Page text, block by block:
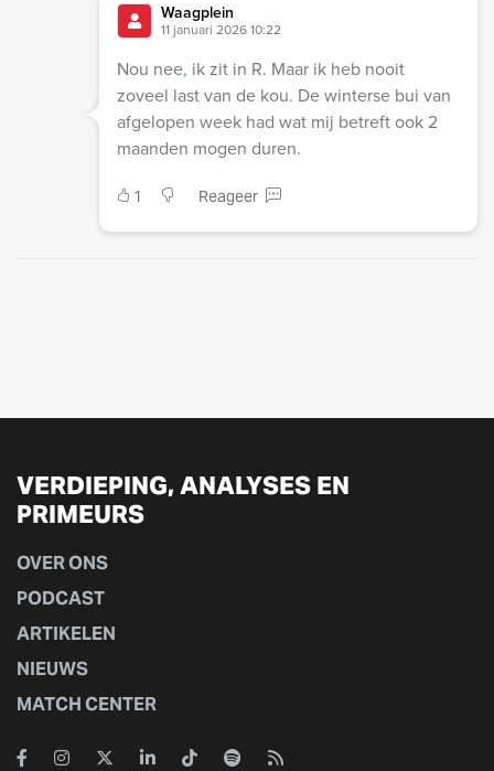
Waagplein
11 januari 2026 10:22
Nou nee, ik zit in R. Maar ik heb nooit
zoveel last van de kou. De winterse bui van
afgelopen week had wat mij betreft ook 2
maanden mogen duren.
1 Reageer
VERDIEPING, ANALYSES EN
PRIMEURS
OVER ONS
PODCAST
ARTIKELEN
NIEUWS
MATCH CENTER